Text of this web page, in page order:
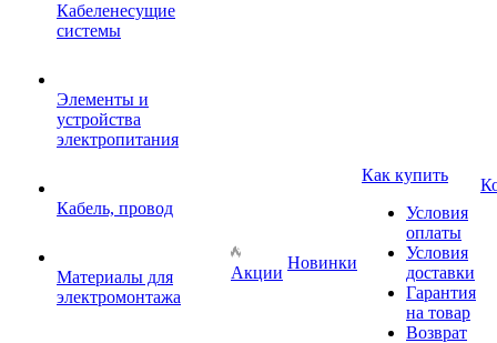
Кабеленесущие
системы
Элементы и
устройства
электропитания
Кабель, провод
Материалы для
электромонтажа
Акции
Новинки
Как купить
Условия
оплаты
Условия
доставки
Гарантия
на товар
Возврат